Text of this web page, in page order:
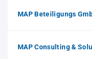
MAP Beteiligungs
MAP Consulting &